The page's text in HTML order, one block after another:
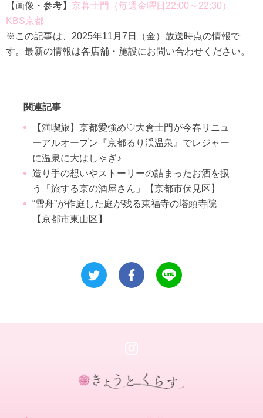
【画像・参考】 京暮士門（毎週金曜日22:00～22:30） –
KBS京都
※この記事は、2025年11月7日（金）放送時点の情報で
す。最新の情報は各店舗・施設にお問い合わせください。
関連記事
【満喫旅】京都愛強め♡大倉士門が今春リニュ
ーアルオープン『京都るり渓温泉』でレジャー
に温泉に大はしゃぎ♪
造り手の想いやストーリーの詰まったお酒を扱
う「旅する京の酒屋さん」【京都市伏見区】
“雪舟”が作庭した庭が残る東福寺の塔頭寺院
【京都市東山区】